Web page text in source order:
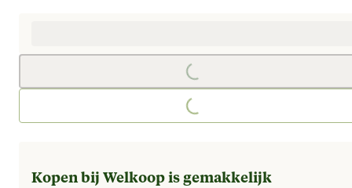
Loading...
Loading...
Kopen bij Welkoop is gemakkelijk